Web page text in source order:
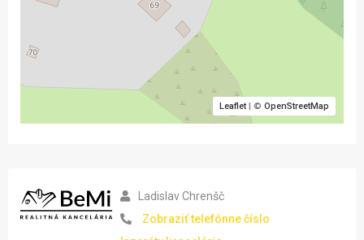
Leaflet| © OpenStreetMap
Ladislav Chrenšč
Zobraziť telefónne číslo